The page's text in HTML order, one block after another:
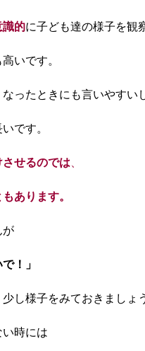
識的に子ども達の様子を観
いです。
ったときにも言いやすい
です。
せるのでは
あります。
が
！」
し様子をみておきましょ
時には